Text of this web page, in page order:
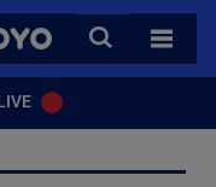
VOYO
CAUTA
TOATE